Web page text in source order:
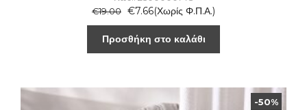
€19.00 €7.66(Χωρίς Φ.Π.Α.)
Προσθήκη στο καλάθι
-50%